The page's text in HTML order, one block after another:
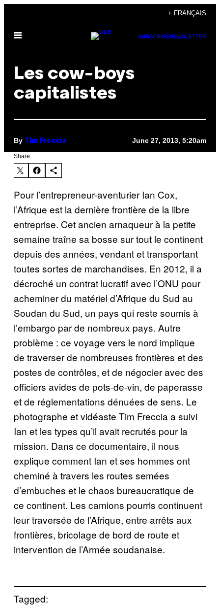
content
+ FRANÇAIS
Open
SUBSCRIBENEWSLETTER
Les cow-boys
capitalistes
By Tim Freccia June 27, 2013, 5:20am
Share:
Pour l’entrepreneur-aventurier Ian Cox,
l’Afrique est la dernière frontière de la libre
entreprise. Cet ancien arnaqueur à la petite
semaine traîne sa bosse sur tout le continent
depuis des années, vendant et transportant
toutes sortes de marchandises. En 2012, il a
décroché un contrat lucratif avec l’ONU pour
acheminer du matériel d’Afrique du Sud au
Soudan du Sud, un pays qui reste soumis à
l’embargo par de nombreux pays. Autre
problème : ce voyage vers le nord implique
de traverser de nombreuses frontières et des
postes de contrôles, et de négocier avec des
officiers avides de pots-de-vin, de paperasse
et de réglementations dénuées de sens. Le
photographe et vidéaste Tim Freccia a suivi
Ian et les types qu’il avait recrutés pour la
mission. Dans ce documentaire, il nous
explique comment Ian et ses hommes ont
cheminé à travers les routes semées
d’embuches et le chaos bureaucratique de
ce continent. Les camions pourris continuent
leur traversée de l’Afrique, entre arrêts aux
frontières, bricolage de bord de route et
intervention de l’Armée soudanaise.
Tagged: